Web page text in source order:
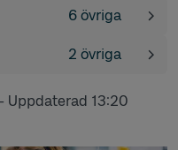
6 övriga
6 övriga
2 övriga
2 övriga
Uppdaterad 13:20